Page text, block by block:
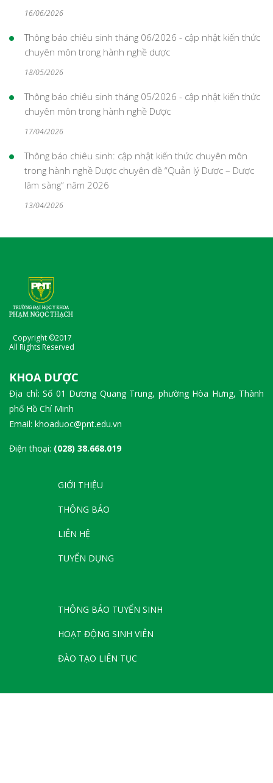
16/06/2026
Thông báo chiêu sinh tháng 06/2026 - cập nhật kiến thức
chuyên môn trong hành nghề dược
18/05/2026
Thông báo chiêu sinh tháng 05/2026 - cập nhật kiến thức
chuyên môn trong hành nghề Dược
17/04/2026
Thông báo chiêu sinh: cập nhật kiến thức chuyên môn
trong hành nghề Dược chuyên đề “Quản lý Dược – Dược
lâm sàng” năm 2026
13/04/2026
Copyright ©2017
All Rights Reserved
KHOA DƯỢC
Địa chỉ: Số 01 Dương Quang Trung, phường Hòa Hưng, Thành
phố Hồ Chí Minh
Email: khoaduoc@pnt.edu.vn
Điện thoại: (028) 38.668.019
GIỚI THIỆU
THÔNG BÁO
LIÊN HỆ
TUYỂN DỤNG
THÔNG BÁO TUYỂN SINH
HOẠT ĐỘNG SINH VIÊN
ĐÀO TẠO LIÊN TỤC